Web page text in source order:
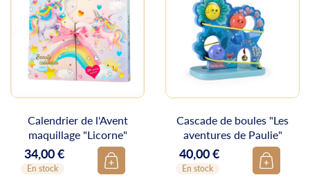
Calendrier de l'Avent
maquillage "Licorne"
Prix
34,00 €
En stock
Cascade de boules "Les
aventures de Paulie"
Prix
40,00 €
En stock